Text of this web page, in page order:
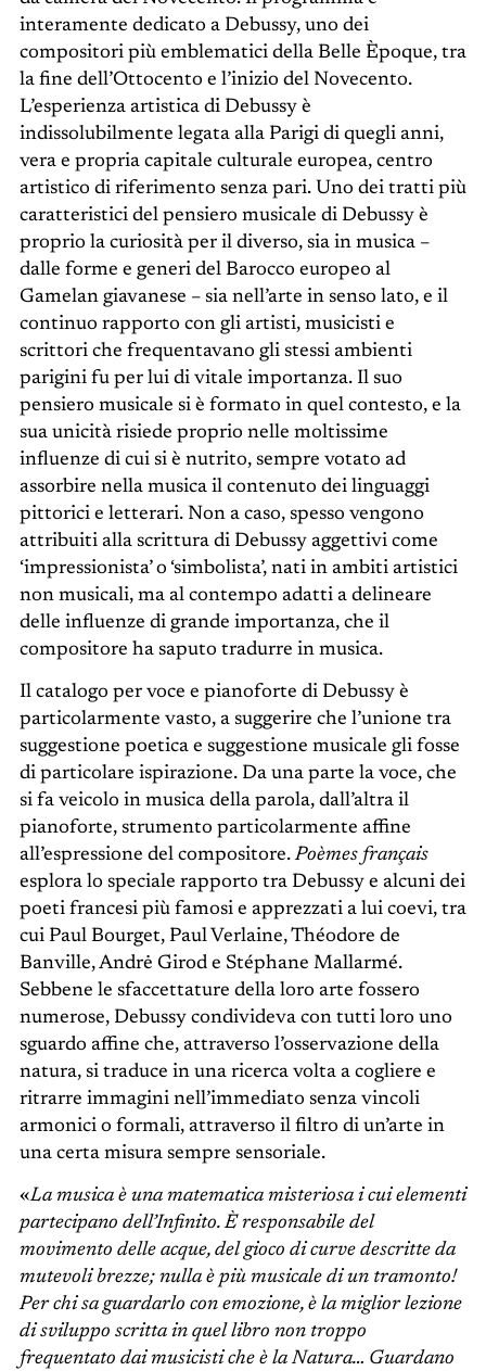
interamente dedicato a Debussy, uno dei
compositori più emblematici della Belle Èpoque, tra
la fine dell’Ottocento e l’inizio del Novecento.
L’esperienza artistica di Debussy è
indissolubilmente legata alla Parigi di quegli anni,
vera e propria capitale culturale europea, centro
artistico di riferimento senza pari. Uno dei tratti più
caratteristici del pensiero musicale di Debussy è
proprio la curiosità per il diverso, sia in musica –
dalle forme e generi del Barocco europeo al
Gamelan giavanese – sia nell’arte in senso lato, e il
continuo rapporto con gli artisti, musicisti e
scrittori che frequentavano gli stessi ambienti
parigini fu per lui di vitale importanza. Il suo
pensiero musicale si è formato in quel contesto, e la
sua unicità risiede proprio nelle moltissime
influenze di cui si è nutrito, sempre votato ad
assorbire nella musica il contenuto dei linguaggi
pittorici e letterari. Non a caso, spesso vengono
attribuiti alla scrittura di Debussy aggettivi come
‘impressionista’ o ‘simbolista’, nati in ambiti artistici
non musicali, ma al contempo adatti a delineare
delle influenze di grande importanza, che il
compositore ha saputo tradurre in musica.
Il catalogo per voce e pianoforte di Debussy è
particolarmente vasto, a suggerire che l’unione tra
suggestione poetica e suggestione musicale gli fosse
di particolare ispirazione. Da una parte la voce, che
si fa veicolo in musica della parola, dall’altra il
pianoforte, strumento particolarmente affine
all’espressione del compositore.Poèmes français
esplora lo speciale rapporto tra Debussy e alcuni dei
poeti francesi più famosi e apprezzati a lui coevi, tra
cui Paul Bourget, Paul Verlaine, Théodore de
Banville, Andrė Girod e Stéphane Mallarmé.
Sebbene le sfaccettature della loro arte fossero
numerose, Debussy condivideva con tutti loro uno
sguardo affine che, attraverso l’osservazione della
natura, si traduce in una ricerca volta a cogliere e
ritrarre immagini nell’immediato senza vincoli
armonici o formali, attraverso il filtro di un’arte in
una certa misura sempre sensoriale.
«La musica è una matematica misteriosa i cui elementi
partecipano dell’Infinito. È responsabile del
movimento delle acque, del gioco di curve descritte da
mutevoli brezze; nulla è più musicale di un tramonto!
Per chi sa guardarlo con emozione, è la miglior lezione
di sviluppo scritta in quel libro non troppo
frequentato dai musicisti che è la Natura… Guardano